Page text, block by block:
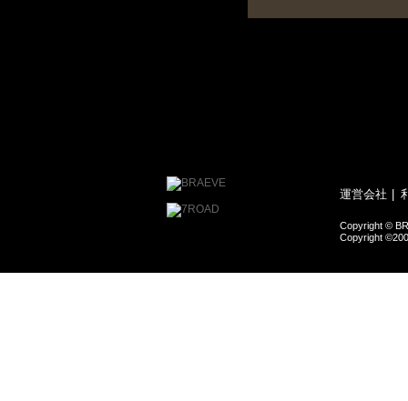
運営会社
Copyright ©
Copyright